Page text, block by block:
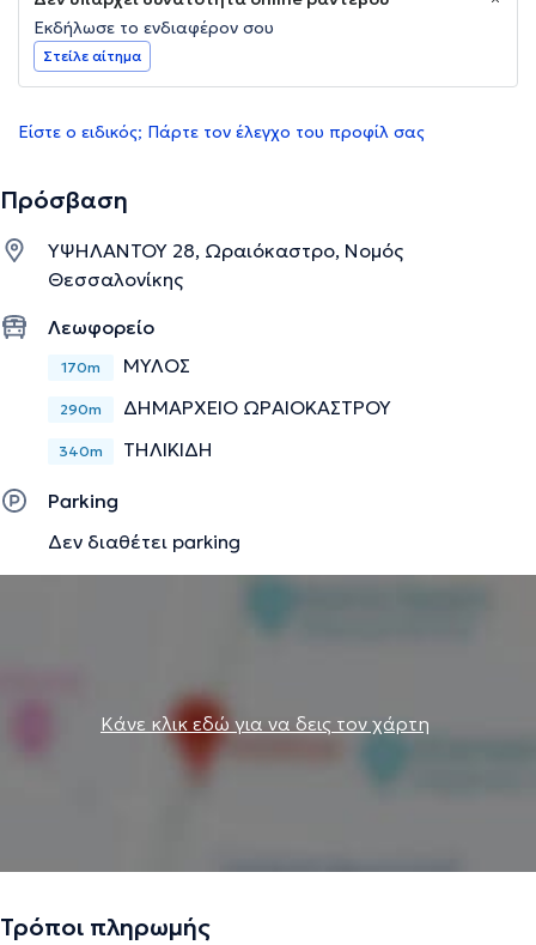
Εκδήλωσε το ενδιαφέρον σου
Στείλε αίτημα
Είστε ο ειδικός; Πάρτε τον έλεγχο του προφίλ σας
Πρόσβαση
ΥΨΗΛΑΝΤΟΥ 28, Ωραιόκαστρο, Νομός
Θεσσαλονίκης
Λεωφορείο
170m ΜΥΛΟΣ
290m ΔΗΜΑΡΧΕΙΟ ΩΡΑΙΟΚΑΣΤΡΟΥ
340m ΤΗΛΙΚΙΔΗ
Parking
Δεν διαθέτει parking
Κάνε κλικ εδώ για να δεις τον χάρτη
Τρόποι πληρωμής